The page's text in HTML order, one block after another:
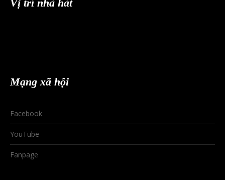
Vị trí nhà hát
Mạng xã hội
Facebook
YouTube
Fanpage